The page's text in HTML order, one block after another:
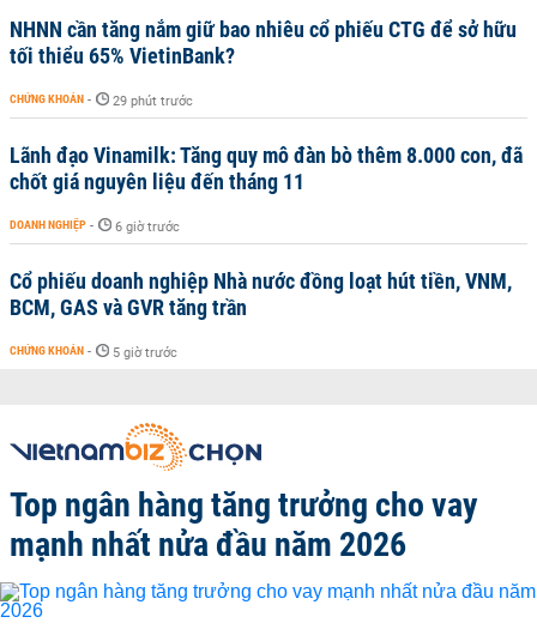
NHNN cần tăng nắm giữ bao nhiêu cổ phiếu CTG để sở hữu
tối thiểu 65% VietinBank?
CHỨNG KHOÁN - 29 phút trước
Lãnh đạo Vinamilk: Tăng quy mô đàn bò thêm 8.000 con, đã
chốt giá nguyên liệu đến tháng 11
DOANH NGHIỆP - 6 giờ trước
Cổ phiếu doanh nghiệp Nhà nước đồng loạt hút tiền, VNM,
BCM, GAS và GVR tăng trần
CHỨNG KHOÁN - 5 giờ trước
Top ngân hàng tăng trưởng cho vay
mạnh nhất nửa đầu năm 2026